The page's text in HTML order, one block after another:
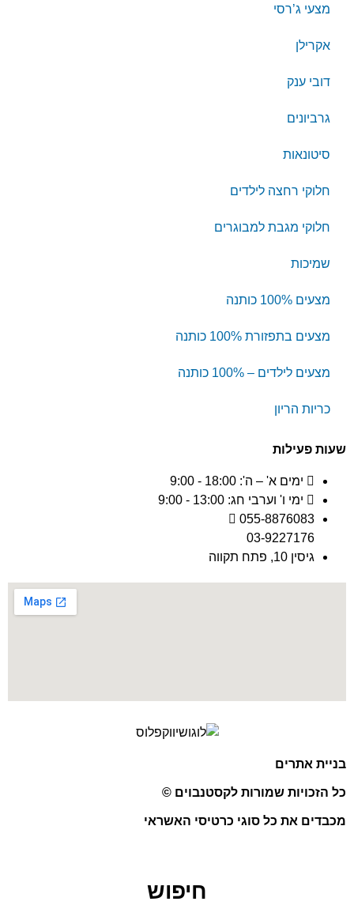
מצעי ג’רסי
אקרילן
דובי ענק
גרביונים
סיטונאות
חלוקי רחצה לילדים
חלוקי מגבת למבוגרים
שמיכות
מצעים 100% כותנה
מצעים בתפזורת 100% כותנה
מצעים לילדים – 100% כותנה
כריות הריון
שעות פעילות
ימים א' – ה': 18:00 - 9:00
ימי ו' וערבי חג: 13:00 - 9:00
055-8876083
03-9227176
גיסין 10, פתח תקווה
כל הזכויות שמורות לקסטנבוים ©
בניית אתרים
מכבדים את כל סוגי כרטיסי האשראי
חיפוש